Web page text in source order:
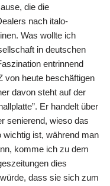
die die
nach italo-
Was wollte ich
in deutschen
entrinnend
von heute beschäftigen
davon steht auf der
Er handelt über
senierend, wieso das
wichtig ist, während man
komme ich zu dem
dies
dass sie sich zum